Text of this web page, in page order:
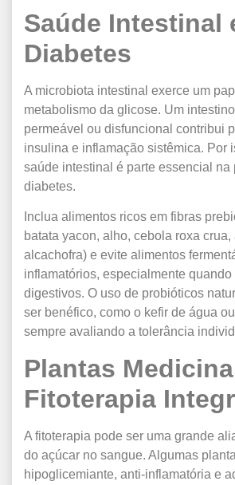
Saúde Intestinal
Diabetes
A microbiota intestinal exerce um
metabolismo da glicose. Um
permeável ou disfuncional contribui
insulina e inflamação sistêmica. Por
saúde intestinal é parte essencial na
diabetes.
Inclua alimentos ricos em fibras
batata yacon, alho, cebola roxa crua,
alcachofra) e evite alimentos
inflamatórios, especialmente
digestivos. O uso de probióticos
ser benéfico, como o kefir de água
sempre avaliando a tolerância
Plantas
Fitoterapia
A fitoterapia pode ser uma grande
do açúcar no sangue. Algumas
hipoglicemiante, anti-inflamatória e